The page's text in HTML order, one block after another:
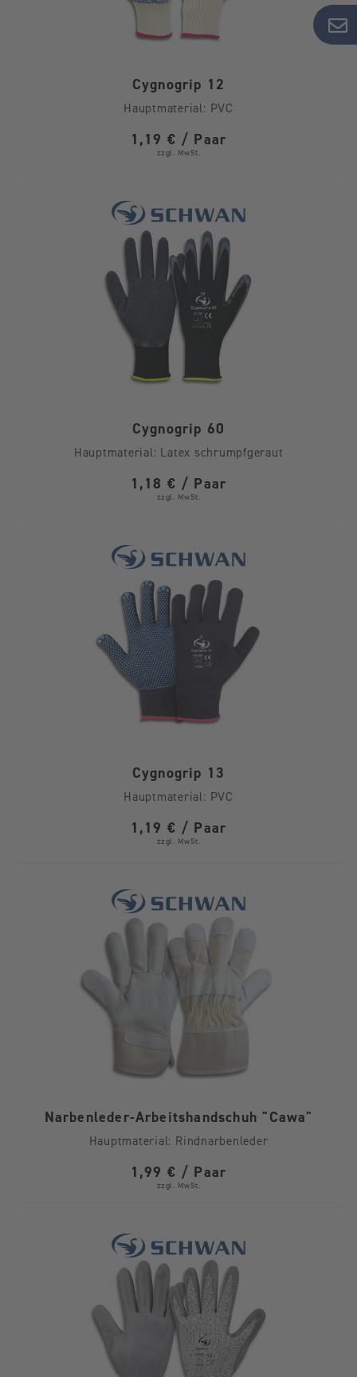
Cygnogrip 12
Hauptmaterial: PVC
1,19 € / Paar
zzgl. MwSt.
Cygnogrip 60
Hauptmaterial: Latex schrumpfgeraut
1,18 € / Paar
zzgl. MwSt.
Cygnogrip 13
Hauptmaterial: PVC
1,19 € / Paar
zzgl. MwSt.
Narbenleder-Arbeitshandschuh "Cawa"
Hauptmaterial: Rindnarbenleder
1,99 € / Paar
zzgl. MwSt.